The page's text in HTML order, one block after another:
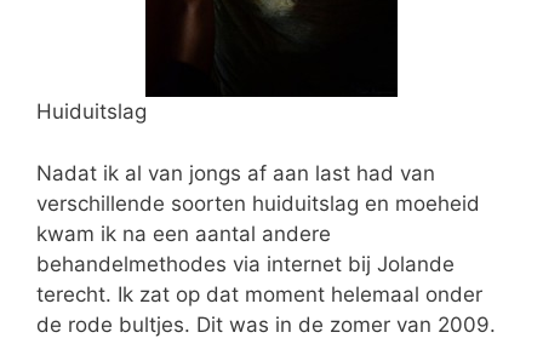
Huiduitslag
Nadat ik al van jongs af aan last had van
verschillende soorten huiduitslag en moeheid
kwam ik na een aantal andere
behandelmethodes via internet bij Jolande
terecht. Ik zat op dat moment helemaal onder
de rode bultjes. Dit was in de zomer van 2009.